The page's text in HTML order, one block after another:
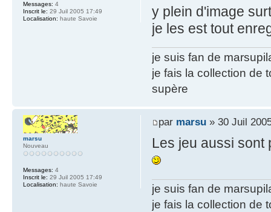
y plein d'image
je les est tout
je suis fan de
je fais la collection de
supère
Messages: 4
Inscrit le: 29 Juil 2005 17:49
Localisation: haute Savoie
par marsu» 30 Juil
Les jeu aussi
je suis fan de
je fais la collection de
marsu
Nouveau
Messages: 4
Inscrit le: 29 Juil 2005 17:49
Localisation: haute Savoie